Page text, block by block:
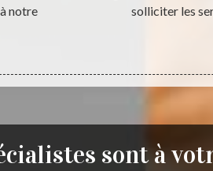
notre
solliciter les
sont à